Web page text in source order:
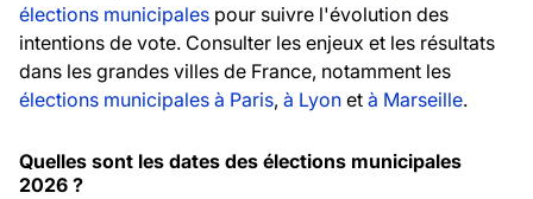
élections municipales pour suivre l'évolution des
intentions de vote. Consulter les enjeux et les résultats
dans les grandes villes de France, notamment les
élections municipales à Paris, à Lyon et à Marseille.
Quelles sont les dates des élections municipales
2026 ?